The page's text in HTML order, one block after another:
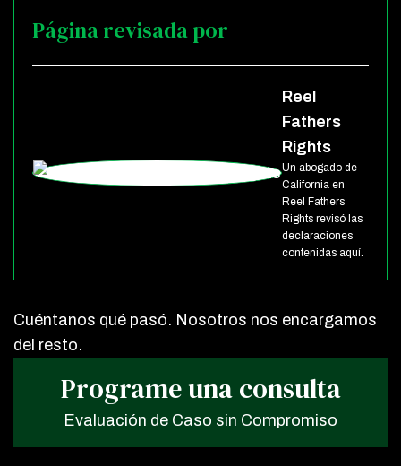
Página revisada por
Reel
Fathers
Rights
Un abogado de
California en
Reel Fathers
Rights revisó las
declaraciones
contenidas aquí.
Cuéntanos qué pasó. Nosotros nos encargamos
del resto.
Programe una consulta
Evaluación de Caso sin Compromiso